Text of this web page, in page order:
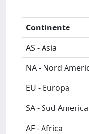
Continente
AS - Asia
NA - Nord
EU - Europa
SA - Sud America
AF - Africa